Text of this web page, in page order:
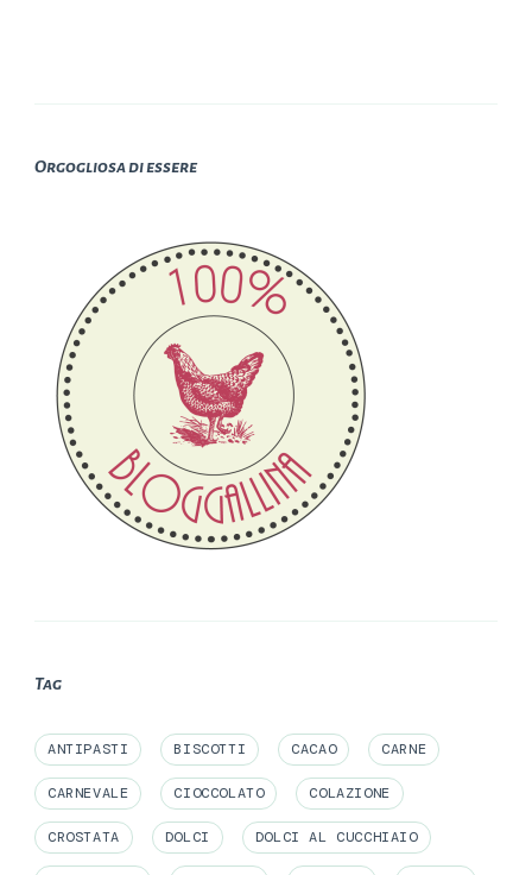
Orgogliosa di essere
Tag
ANTIPASTI BISCOTTI CACAO CARNE
CARNEVALE CIOCCOLATO COLAZIONE
CROSTATA DOLCI DOLCI AL CUCCHIAIO